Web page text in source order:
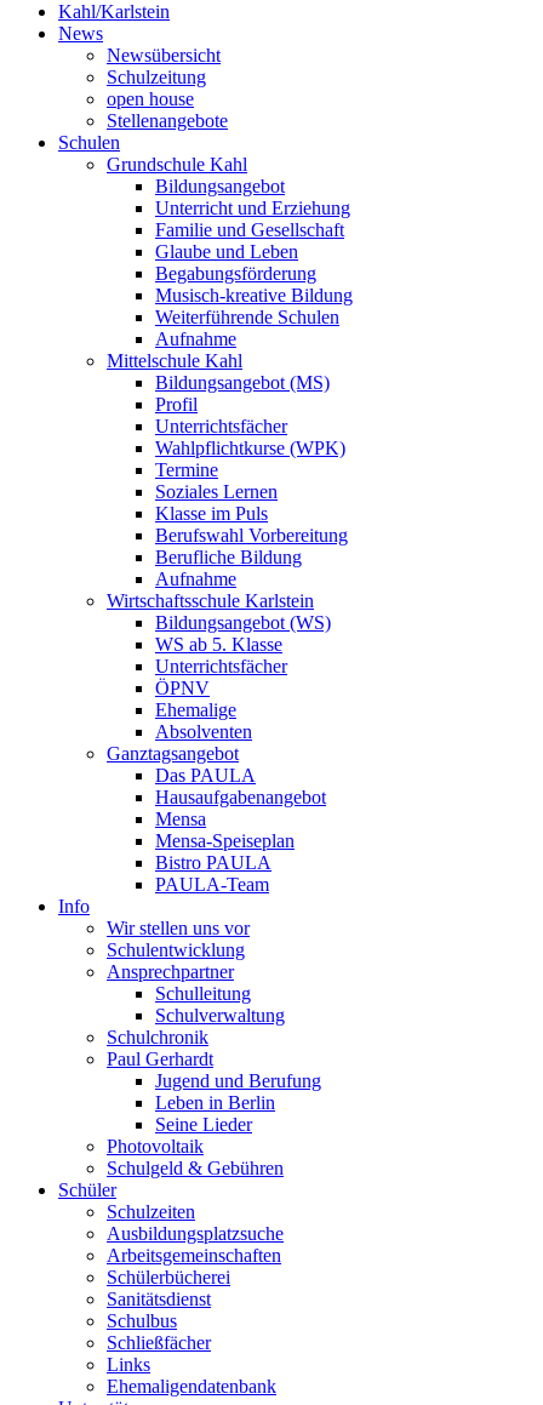
Kahl/Karlstein
News
Newsübersicht
Schulzeitung
open house
Stellenangebote
Schulen
Grundschule Kahl
Bildungsangebot
Unterricht und Erziehung
Familie und Gesellschaft
Glaube und Leben
Begabungsförderung
Musisch-kreative Bildung
Weiterführende Schulen
Aufnahme
Mittelschule Kahl
Bildungsangebot (MS)
Profil
Unterrichtsfächer
Wahlpflichtkurse (WPK)
Termine
Soziales Lernen
Klasse im Puls
Berufswahl Vorbereitung
Berufliche Bildung
Aufnahme
Wirtschaftsschule Karlstein
Bildungsangebot (WS)
WS ab 5. Klasse
Unterrichtsfächer
ÖPNV
Ehemalige
Absolventen
Ganztagsangebot
Das PAULA
Hausaufgabenangebot
Mensa
Mensa-Speiseplan
Bistro PAULA
PAULA-Team
Info
Wir stellen uns vor
Schulentwicklung
Ansprechpartner
Schulleitung
Schulverwaltung
Schulchronik
Paul Gerhardt
Jugend und Berufung
Leben in Berlin
Seine Lieder
Photovoltaik
Schulgeld & Gebühren
Schüler
Schulzeiten
Ausbildungsplatzsuche
Arbeitsgemeinschaften
Schülerbücherei
Sanitätsdienst
Schulbus
Schließfächer
Links
Ehemaligendatenbank